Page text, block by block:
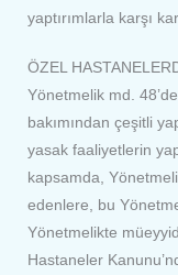
yaptırımlarla karşı
ÖZEL
Yönetmelik md.
bakımından çeşitli
yasak faaliyetlerin
kapsamda,
edenlere, bu
Yönetmelikte
Hastaneler